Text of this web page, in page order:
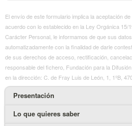
El envío de este formulario implica la aceptación
acuerdo con lo establecido en la Ley Orgánica 15/
Carácter Personal, le informamos de que sus
automatizadamente con la finalidad de darle
de sus derechos de acceso, rectificación,
responsable del fichero, Fundación para la
en la dirección: C. de Fray Luis de León, 1, 1ºB,
Presentación
Lo que quieres saber